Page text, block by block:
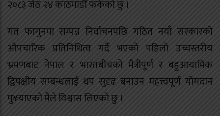
२०८३ जेठ २४ काठमाडौँ फर्केको छु ।
गत फागुनमा सम्पन्न निर्वाचनपछि गठित नयाँ सरकारको
औपचारिक प्रतिनिधित्व गर्दै भएको पहिलो उच्चस्तरीय
भ्रमणबाट नेपाल र भारतबीचको मैत्रीपूर्ण र बहुआयामिक
द्विपक्षीय सम्बन्धलाई थप सुदृढ बनाउन महत्त्वपूर्ण योगदान
पु¥याएको मैले विश्वास लिएको छु ।